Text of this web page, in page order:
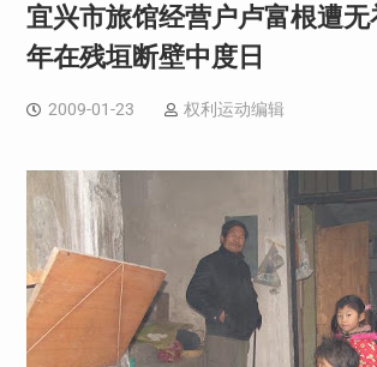
宜兴市旅馆经营户卢富根遭
年在残垣断壁中度日
2009-01-23 权利运动编辑